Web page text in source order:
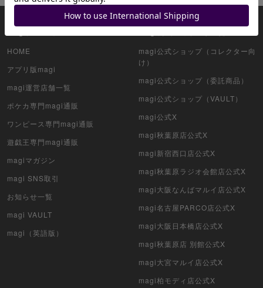
HOME
アプリ版magi
magi運営店舗一覧
ポケカ専門magi通販
ワンピース専門magi通販
遊戯王専門magi通販
magiマガジン
magi SNS取引
お知らせ一覧
magi VAULT
magi（英語版）
magi公式ショップ（コレクター向
け）
magi公式ショップ（委託商品）
magi公式ショップ（VAULT）
magi公式X
magi秋葉原店公式X
magi新宿西口店公式X
magi秋葉原ラジオ会館店公式X
magi大阪なんばマルイ店公式X
magi名古屋PARCO店公式X
magi大阪日本橋店公式X
magi秋葉原店 別館公式X
magi大宮マルイ店公式X
magi柏モディ店公式X